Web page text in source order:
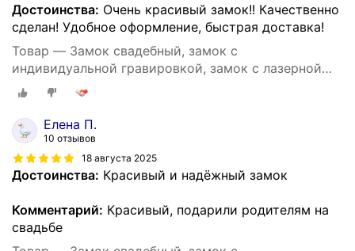
Достоинства: Очень красивый замок!! Качественно
сделан! Удобное оформление, быстрая доставка!
Товар — Замок свадебный, замок с
индивидуальной гравировкой, замок с лазерной
гравировкой
Елена П.
10 отзывов
18 августа 2025
Достоинства: Красивый и надёжный замок
Комментарий: Красивый, подарили родителям на
свадьбе